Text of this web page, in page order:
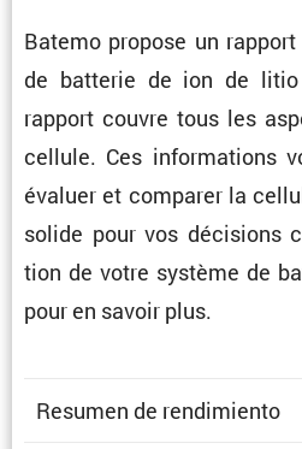
Batemo propose un
de batterie de ion de litio
rapport couvre tous les
cellule. Ces infor­ma­tions
évaluer et comparer la
solide pour vos décisions
tion de votre système de
pour en savoir plus.
Resumen de rendimiento